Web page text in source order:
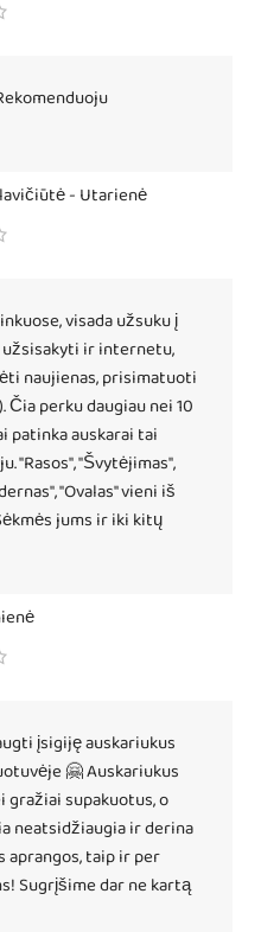
- Utarienė
visada užsuku į
ir internetu,
naujienas, prisimatuoti
perku daugiau nei 10
patinka auskarai tai
"Rasos", "Švytėjimas",
"Ovalas" vieni iš
jums ir iki kitų
įsigiję auskariukus
🤗 Auskariukus
gražiai supakuotus, o
neatsidžiaugia ir derina
aprangos, taip ir per
Sugrįšime dar ne kartą